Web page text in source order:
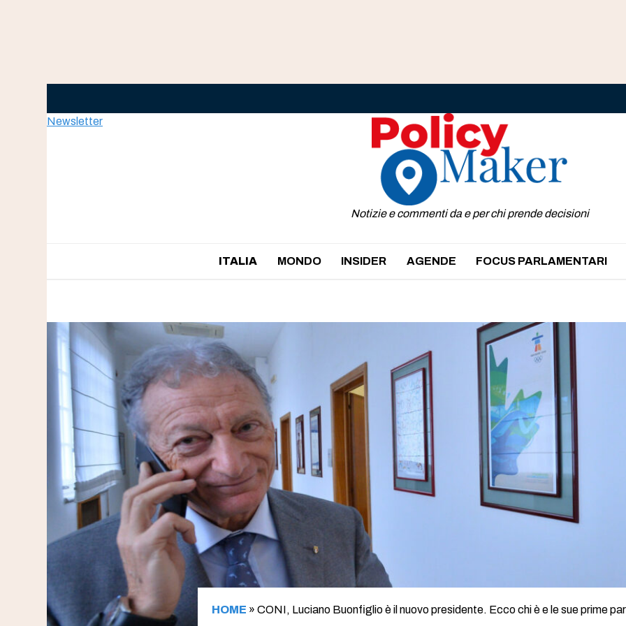
Newsletter
Notizie e commenti da e per chi prende decisioni
ITALIA MONDO INSIDER AGENDE FOCUS PARLAMENTARI
HOME »CONI, Luciano Buonfiglio è il nuovo presidente. Ecco chi è e le sue prime